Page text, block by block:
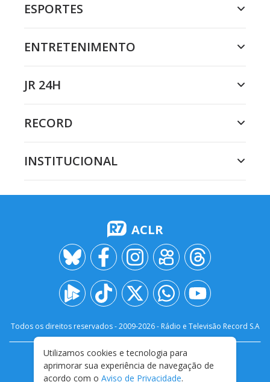
ESPORTES
ENTRETENIMENTO
JR 24H
RECORD
INSTITUCIONAL
ACLR
Todos os direitos reservados - 2009-2026- Rádio e Televisão Record S.A
FALE CONOSCO
PRIVACIDADE
TERMOS E CONDIÇÕES DE USO
Utilizamos cookies e tecnologia para
aprimorar sua experiência de navegação de
acordo com o Aviso de Privacidade.